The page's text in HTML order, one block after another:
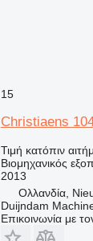
15
Christiaens
Τιμή κατόπιν
Βιομηχανικός
2013
Ολλανδία,
Duijndam
Επικοινωνία με